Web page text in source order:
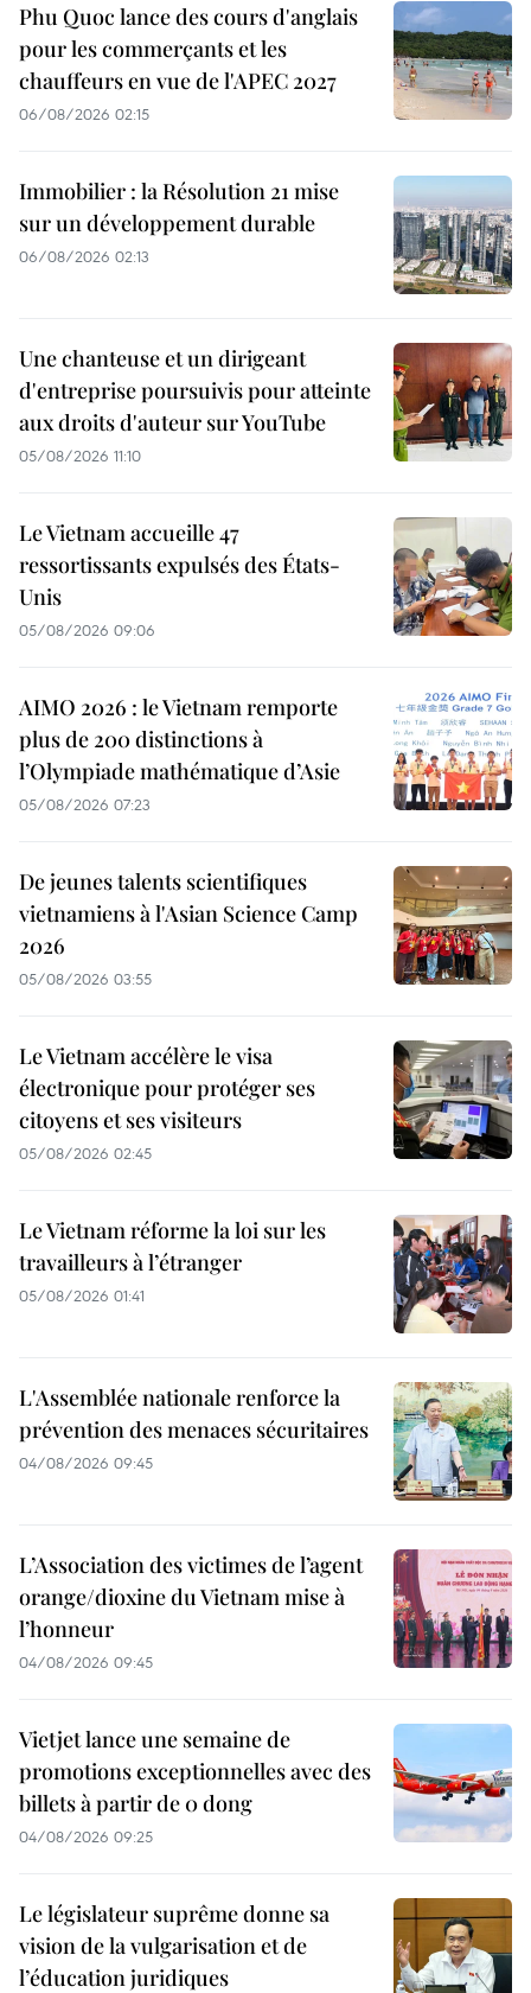
Phu Quoc lance des cours d'anglais
pour les commerçants et les
chauffeurs en vue de l'APEC 2027
06/08/2026 02:15
Immobilier : la Résolution 21 mise
sur un développement durable
06/08/2026 02:13
Une chanteuse et un dirigeant
d'entreprise poursuivis pour atteinte
aux droits d'auteur sur YouTube
05/08/2026 11:10
Le Vietnam accueille 47
ressortissants expulsés des États-
Unis
05/08/2026 09:06
AIMO 2026 : le Vietnam remporte
plus de 200 distinctions à
l’Olympiade mathématique d’Asie
05/08/2026 07:23
De jeunes talents scientifiques
vietnamiens à l'Asian Science Camp
2026
05/08/2026 03:55
Le Vietnam accélère le visa
électronique pour protéger ses
citoyens et ses visiteurs
05/08/2026 02:45
Le Vietnam réforme la loi sur les
travailleurs à l’étranger
05/08/2026 01:41
L'Assemblée nationale renforce la
prévention des menaces sécuritaires
04/08/2026 09:45
L’Association des victimes de l’agent
orange/dioxine du Vietnam mise à
l’honneur
04/08/2026 09:45
Vietjet lance une semaine de
promotions exceptionnelles avec des
billets à partir de 0 dong
04/08/2026 09:25
Le législateur suprême donne sa
vision de la vulgarisation et de
l’éducation juridiques